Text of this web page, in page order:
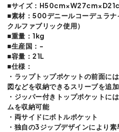
■サイズ：
■素材：500デニールコーデュラ
クルファブリック使用）
■重量：1kg
■生産国：-
■容量：21L
■仕様：
・ラップトップポケットの前面に
図などを収納できるスリーブを追加
・ジッパー付きトップポケットに
ムを収納可能
・両サイドにボトルポケット
・独自の3ジップデザインにより